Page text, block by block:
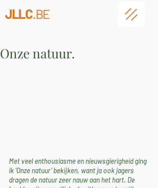
JLLC.BE
Onze natuur.
Met veel enthousiasme en nieuwsgierigheid ging
ik ‘Onze natuur’ bekijken, want ja ook jagers
dragen de natuur zeer nauw aan het hart. De